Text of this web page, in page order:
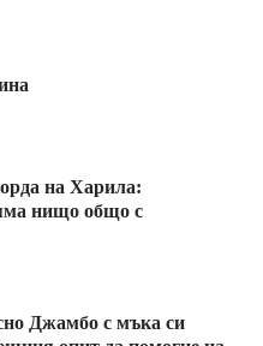
на Харила:
нищо общо с
Джамбо с мъка си